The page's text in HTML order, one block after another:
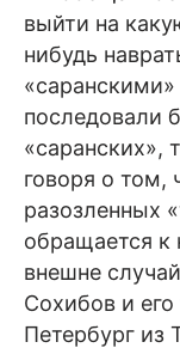
выйти на
нибудь
последовали
«саранских»,
говоря о том,
разозленных
обращается к
внешне
Сохибов и
Петербург из